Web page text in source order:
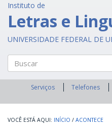
Instituto de
Letras e
UNIVERSIDADE FEDERAL DE
Buscar
Serviços Telefones
INÍCIO / ACONTECE